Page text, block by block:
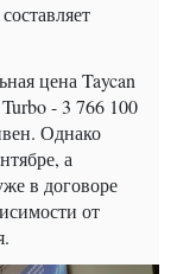
цена Taycan
- 3 766 100
Однако
а
в договоре
от